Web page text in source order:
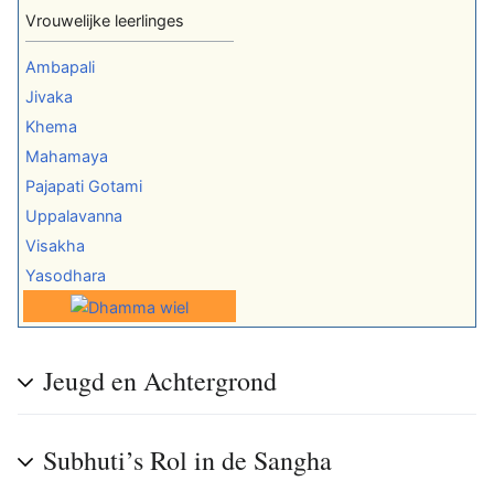
Vrouwelijke leerlinges
Ambapali
Jivaka
Khema
Mahamaya
Pajapati Gotami
Uppalavanna
Visakha
Yasodhara
Jeugd en Achtergrond
Subhuti’s Rol in de Sangha